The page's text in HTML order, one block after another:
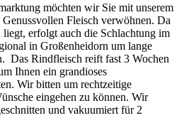
möchten wir Sie mit unserem
Fleisch verwöhnen. Da
erfolgt auch die Schlachtung im
in Großenheidorn um lange
Das Rindfleisch reift fast 3 Wochen
Ihnen ein grandioses
Wir bitten um rechtzeitige
eingehen zu können. Wir
und vakuumiert für 2